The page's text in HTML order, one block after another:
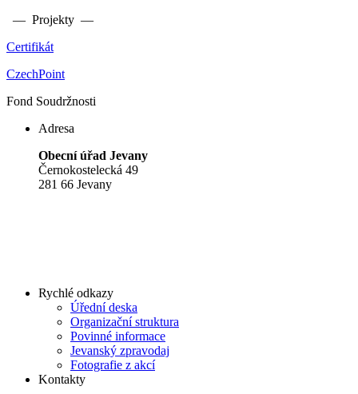
— Projekty —
Certifikát
CzechPoint
Fond Soudržnosti
Adresa
Obecní úřad Jevany
Černokostelecká 49
281 66 Jevany
Rychlé odkazy
Úřední deska
Organizační struktura
Povinné informace
Jevanský zpravodaj
Fotografie z akcí
Kontakty